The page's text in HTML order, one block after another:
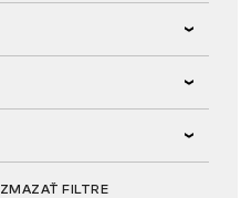
ZMAZAŤ FILTRE